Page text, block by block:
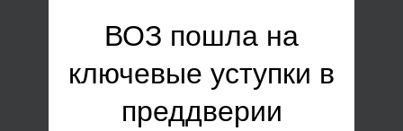
ВОЗ пошла на
ключевые уступки в
преддверии